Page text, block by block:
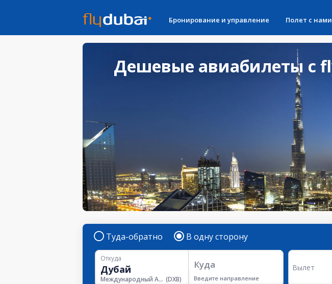
Бронирование и управление Полет с нами
Дешевые авиабилеты с
Туда-обратно В одну сторону
Откуда
Международный Аэропорт Дубая (DXB)
Куда
Введите направление
Вылет